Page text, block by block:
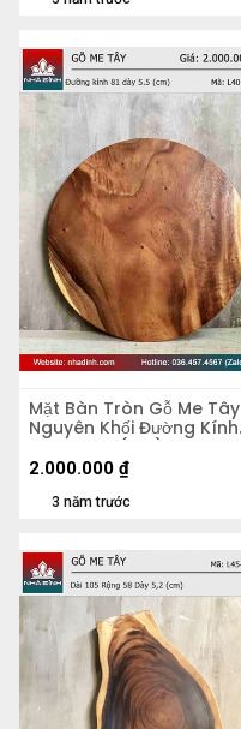
Mặt Bàn Tròn Gỗ Me Tây
Nguyên Khối Đường Kính
81 Dày 5,5 (cm)
3 năm trước
2.000.000 ₫